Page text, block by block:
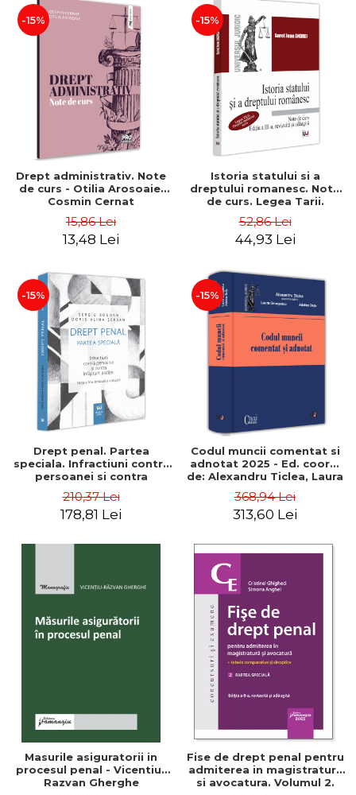
-15%
Drept administrativ. Note
de curs - Otilia Arosoaie,
Cosmin Cernat
15,86 Lei
13,48 Lei
-15%
Istoria statului si a
dreptului romanesc. Note
de curs. Legea Tarii.
Editia a III-a, revizuita si
adaugita - Jean Andrei
52,86 Lei
44,93 Lei
-15%
Drept penal. Partea
speciala. Infractiuni contra
persoanei si contra
IV-a, revazuta si adaugita -
Sergiu Bogdan, Doris Alina
210,37 Lei
178,81 Lei
-15%
Codul muncii comentat si
adnotat 2025 - Ed. coord.
de: Alexandru Ticlea, Laura
368,94 Lei
313,60 Lei
Masurile asiguratorii in
procesul penal - Vicentiu-
Razvan Gherghe
Fise de drept penal pentru
admiterea in magistratura
si avocatura. Volumul 2.